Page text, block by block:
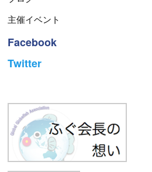
主催イベント
Facebook
Twitter